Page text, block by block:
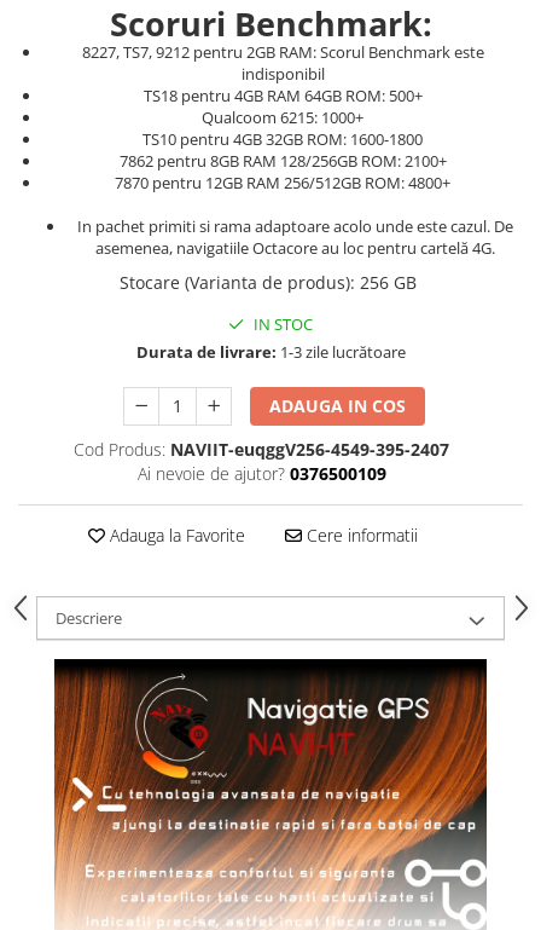
Scoruri Benchmark:
8227, TS7, 9212 pentru 2GB RAM: Scorul Benchmark este
indisponibil
TS18 pentru 4GB RAM 64GB ROM: 500+
Qualcoom 6215: 1000+
TS10 pentru 4GB 32GB ROM: 1600-1800
7862 pentru 8GB RAM 128/256GB ROM: 2100+
7870 pentru 12GB RAM 256/512GB ROM: 4800+
In pachet primiti si rama adaptoare acolo unde este cazul. De
asemenea, navigatiile Octacore au loc pentru cartelă 4G.
Stocare (Varianta de produs): 256 GB
IN STOC
Durata de livrare: 1-3 zile lucrătoare
ADAUGA IN COS
Cod Produs: NAVIIT-euqggV256-4549-395-2407
Ai nevoie de ajutor? 0376500109
Adauga la Favorite Cere informatii
Descriere